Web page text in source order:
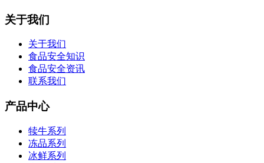
关于我们
关于我们
食品安全知识
食品安全资讯
联系我们
产品中心
犊牛系列
冻品系列
冰鲜系列